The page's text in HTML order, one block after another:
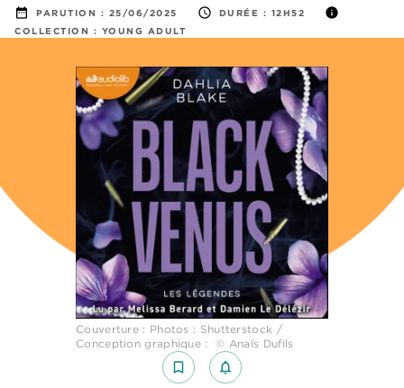
date_range PARUTION : 25/06/2025 access_time DURÉE : 12H52 info
COLLECTION : YOUNG ADULT
Couverture : Photos : Shutterstock /
Conception graphique : © Anaïs Dufils
bookmark_border notifications_none_outlined